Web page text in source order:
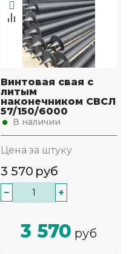
Винтовая свая с
литым
наконечником СВСЛ
57/150/6000
В наличии
Цена за штуку
3 570 руб
− +
3 570 руб